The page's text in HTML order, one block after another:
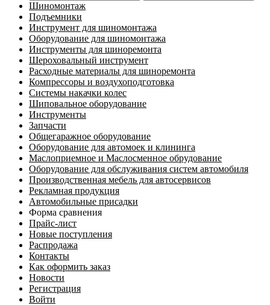
Шиномонтаж
Подъемники
Инструмент для шиномонтажа
Оборудование для шиномонтажа
Инструменты для шиноремонта
Шероховальный инструмент
Расходные материалы для шиноремонта
Компрессоры и воздухоподготовка
Системы накачки колес
Шиповальное оборудование
Инструменты
Запчасти
Общегаражное оборудование
Оборудование для автомоек и клининга
Маслоприемное и Маслосменное обрудование
Оборудование для обслуживания систем автомобиля
Производственная мебель для автосервисов
Рекламная продукция
Автомобильные присадки
Форма сравнения
Прайс-лист
Новые поступления
Распродажа
Контакты
Как оформить заказ
Новости
Регистрация
Войти